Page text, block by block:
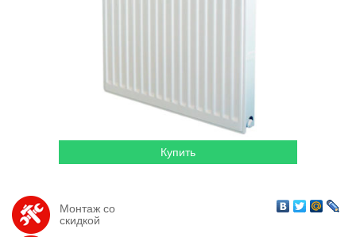
Локальная канализация
Монтаж со
скидкой